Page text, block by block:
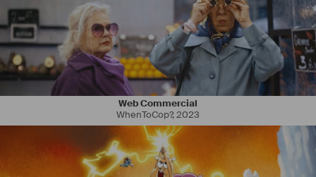
Web Commercial
WhenToCop?,2023